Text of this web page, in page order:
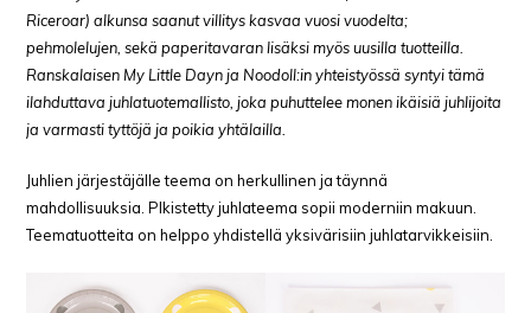
Riceroar) alkunsa saanut villitys kasvaa vuosi vuodelta;
pehmolelujen, sekä paperitavaran lisäksi myös uusilla tuotteilla.
Ranskalaisen My Little Dayn ja Noodoll:in yhteistyössä syntyi tämä
ilahduttava juhlatuotemallisto, joka puhuttelee monen ikäisiä juhlijoita
ja varmasti tyttöjä ja poikia yhtälailla.
Juhlien järjestäjälle teema on herkullinen ja täynnä
mahdollisuuksia. Plkistetty juhlateema sopii moderniin makuun.
Teematuotteita on helppo yhdistellä yksivärisiin juhlatarvikkeisiin.